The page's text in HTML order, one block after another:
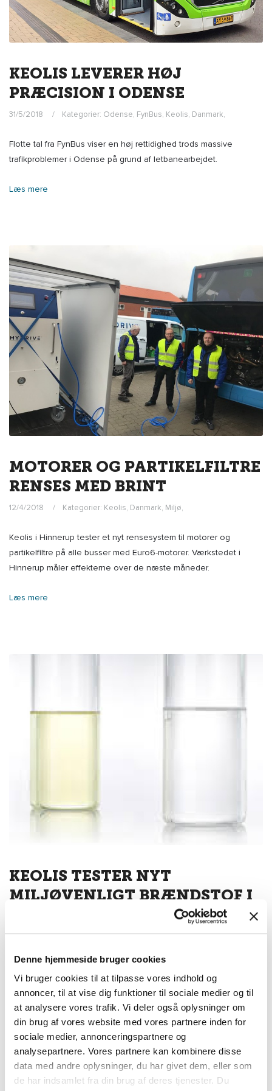
Denne hjemmeside bruger cookies
Vi bruger cookies til at tilpasse vores indhold og
annoncer, til at vise dig funktioner til sociale medier og til
at analysere vores trafik. Vi deler også oplysninger om
din brug af vores website med vores partnere inden for
sociale medier, annonceringspartnere og
analysepartnere. Vores partnere kan kombinere disse
data med andre oplysninger, du har givet dem, eller som
de har indsamlet fra din brug af deres tjenester. Du
KEOLIS LEVERER HØJ
PRÆCISION I ODENSE
31/5/2018 Kategorier: Odense, FynBus, Keolis, Danmark,
Flotte tal fra FynBus viser en høj rettidighed trods massive
trafikproblemer i Odense på grund af letbanearbejdet.
Læs mere
MOTORER OG PARTIKELFILTRE
RENSES MED BRINT
12/4/2018 Kategorier: Keolis, Danmark, Miljø,
Keolis i Hinnerup tester et nyt rensesystem til motorer og
partikelfiltre på alle busser med Euro6-motorer. Værkstedet i
Hinnerup måler effekterne over de næste måneder.
Læs mere
KEOLIS TESTER NYT
MILJØVENLIGT BRÆNDSTOF I
21/3/2018 Kategorier:Keolis,Danmark,Miljø,
Der skal iblandes 30 pct. GTL i brændstoffet til Aalborg Bybusser.
GTL er en ny form for syntetisk dieselolie med lavere emissioner
af partikler og NOX end almindelig diesel.
Læs mere